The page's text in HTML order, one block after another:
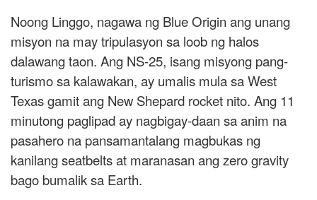
Noong Linggo, nagawa ng Blue Origin ang unang
misyon na may tripulasyon sa loob ng halos
dalawang taon. Ang NS-25, isang misyong pang-
turismo sa kalawakan, ay umalis mula sa West
Texas gamit ang New Shepard rocket nito. Ang 11
minutong paglipad ay nagbigay-daan sa anim na
pasahero na pansamantalang magbukas ng
kanilang seatbelts at maranasan ang zero gravity
bago bumalik sa Earth.